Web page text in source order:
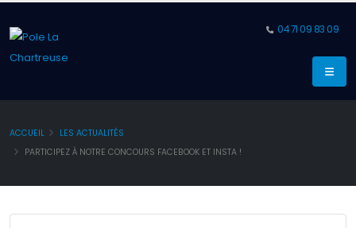
04 71 09 83 09
ACCUEIL
LES ACTUALITÉS
PARTICIPEZ À NOTRE CONCOURS FACEBOOK ET INSTA !